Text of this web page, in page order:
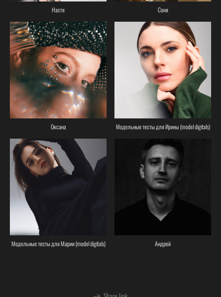
Настя Соня
Оксана Модельные тесты для Ирины (model digitals)
Модельные тесты для Марии (model digitals) Андрей